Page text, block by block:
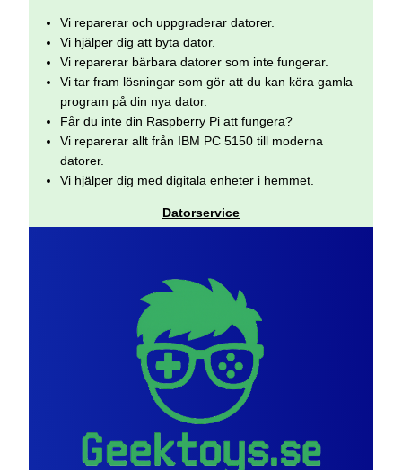
Vi reparerar och uppgraderar datorer.
Vi hjälper dig att byta dator.
Vi reparerar bärbara datorer som inte fungerar.
Vi tar fram lösningar som gör att du kan köra gamla
program på din nya dator.
Får du inte din Raspberry Pi att fungera?
Vi reparerar allt från IBM PC 5150 till moderna
datorer.
Vi hjälper dig med digitala enheter i hemmet.
Datorservice